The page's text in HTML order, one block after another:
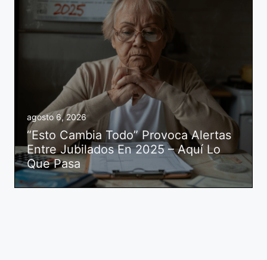
agosto 6, 2026
“Esto Cambia Todo” Provoca Alertas
Entre Jubilados En 2025 – Aquí Lo
Que Pasa